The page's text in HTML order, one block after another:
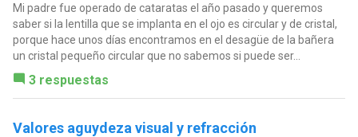
Mi padre fue operado de cataratas el año pasado y queremos
saber si la lentilla que se implanta en el ojo es circular y de cristal,
porque hace unos días encontramos en el desagüe de la bañera
un cristal pequeño circular que no sabemos si puede ser...
3 respuestas
Valores aguydeza visual y refracción